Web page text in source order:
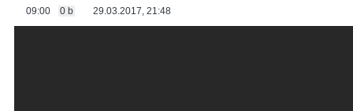
09:00 0 b 29.03.2017, 21:48